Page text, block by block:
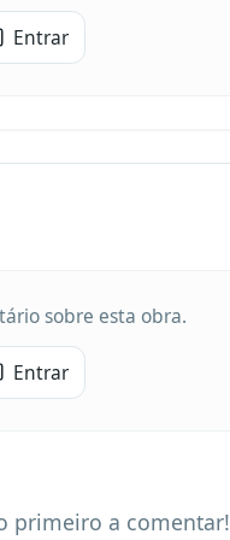
Entrar
sobre esta obra.
Entrar
primeiro a comentar!